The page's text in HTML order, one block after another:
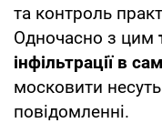
та контроль
Одночасно з цим
інфільтрації в
московити
повідомленні.